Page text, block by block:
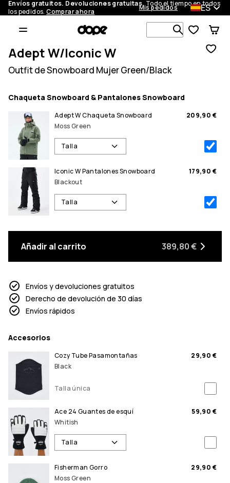
Envíos gratuitos. Devoluciones gratuitas.Todo el tiempo en todos
los pedidos.Comprar ahora Mis pedidos ES
Busca en
Adept W/Iconic W
Outfit de Snowboard Mujer Green/Black
Chaqueta Snowboard & Pantalones Snowboard
Adept W Chaqueta Snowboard
Moss Green
209,90 €
Talla
Iconic W Pantalones Snowboard
Blackout
179,90 €
Talla
Añadir al carrito 389,80 €
Envíos y devoluciones gratuitos
Derecho de devolución de 30 días
Envíos rápidos
Accesorios
Cozy Tube Pasamontañas
Black
29,90 €
Talla única
Ace 24 Guantes de esquí
Whitish
59,90 €
Talla
Fisherman Gorro
Moss Green
29,90 €